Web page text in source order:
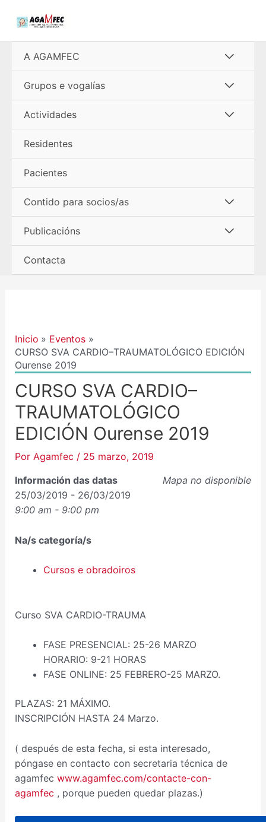
A AGAMFEC
menú
Grupos e vogalías
menú
Actividades
Residentes
Pacientes
Contido para socios/as
menú
Publicacións
Contacta
Inicio
Eventos
CURSO SVA CARDIO–TRAUMATOLÓGICO EDICIÓN
Ourense 2019
CURSO SVA CARDIO–
TRAUMATOLÓGICO
EDICIÓN Ourense 2019
Por Agamfec / 25 marzo, 2019
Mapa no disponible
Información das datas
25/03/2019 - 26/03/2019
9:00 am - 9:00 pm
Na/s categoría/s
Cursos e obradoiros
Curso SVA CARDIO-TRAUMA
FASE PRESENCIAL: 25-26 MARZO
HORARIO: 9-21 HORAS
FASE ONLINE: 25 FEBRERO-25 MARZO.
PLAZAS: 21 MÁXIMO.
INSCRIPCIÓN HASTA 24 Marzo.
( después de esta fecha, si esta interesado,
póngase en contacto con secretaria técnica de
agamfec www.agamfec.com/contacte-con-
agamfec , porque pueden quedar plazas.)